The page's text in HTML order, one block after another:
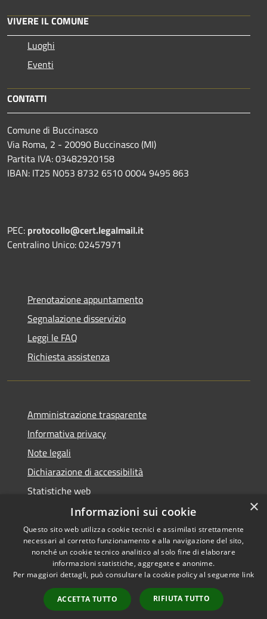
VIVERE IL COMUNE
Luoghi
Eventi
CONTATTI
Comune di Buccinasco
Via Roma, 2 - 20090 Buccinasco (MI)
Partita IVA: 03482920158
IBAN: IT25 N053 8732 6510 0004 9495 863
PEC: protocollo@cert.legalmail.it
Centralino Unico: 02457971
Prenotazione appuntamento
Segnalazione disservizio
Leggi le FAQ
Richiesta assistenza
Amministrazione trasparente
Informativa privacy
Note legali
Dichiarazione di accessibilità
Statistiche web
Accessibilità
Privacy
Mappa del sito
Copyright © 2026 • Comune di
Buccinasco • Powered by
Municipium•Accesso
redazione
×
Informazioni sui cookie
Questo sito web utilizza cookie tecnici e assimilati strettamente
necessari al corretto funzionamento e alla navigazione del sito,
nonché un cookie tecnico analitico al solo fine di elaborare
informazioni statistiche, aggregate e anonime.
Per maggiori dettagli, può consultare la cookie policy al seguente link
ACCETTA TUTTO RIFIUTA TUTTO